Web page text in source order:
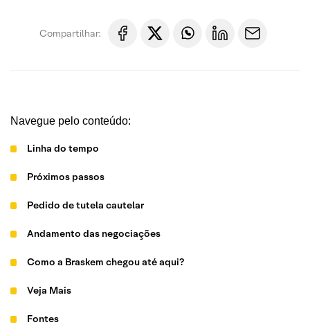
Compartilhar:
Navegue pelo conteúdo:
Linha do tempo
Próximos passos
Pedido de tutela cautelar
Andamento das negociações
Como a Braskem chegou até aqui?
Veja Mais
Fontes